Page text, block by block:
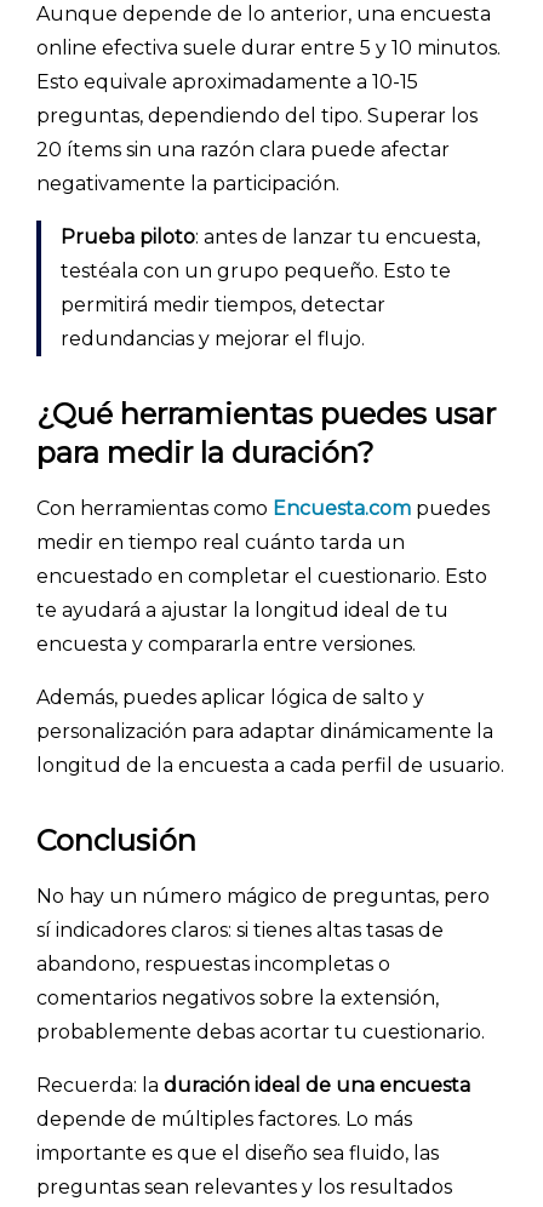
Explorar categorías:
- Artículos destacados
- Consejos para tu encuesta
- Encuestas de NPS
- Encuestas de recursos humanos
- Encuestas de satisfacción de cliente
- Inteligencia artificial
- Investigación de mercados
- Marketing y encuestas
Aunque depende de lo anterior, una encuesta
online efectiva suele durar entre 5 y 10 minutos.
Esto equivale aproximadamente a 10-15
preguntas, dependiendo del tipo. Superar los
20 ítems sin una razón clara puede afectar
negativamente la participación.
Prueba piloto: antes de lanzar tu encuesta,
testéala con un grupo pequeño. Esto te
permitirá medir tiempos, detectar
redundancias y mejorar el flujo.
¿Qué herramientas puedes usar
para medir la duración?
Con herramientas como Encuesta.com puedes
medir en tiempo real cuánto tarda un
encuestado en completar el cuestionario. Esto
te ayudará a ajustar la longitud ideal de tu
encuesta y compararla entre versiones.
Además, puedes aplicar lógica de salto y
personalización para adaptar dinámicamente la
longitud de la encuesta a cada perfil de usuario.
Conclusión
No hay un número mágico de preguntas, pero
sí indicadores claros: si tienes altas tasas de
abandono, respuestas incompletas o
comentarios negativos sobre la extensión,
probablemente debas acortar tu cuestionario.
Recuerda: la duración ideal de una encuesta
depende de múltiples factores. Lo más
importante es que el diseño sea fluido, las
preguntas sean relevantes y los resultados